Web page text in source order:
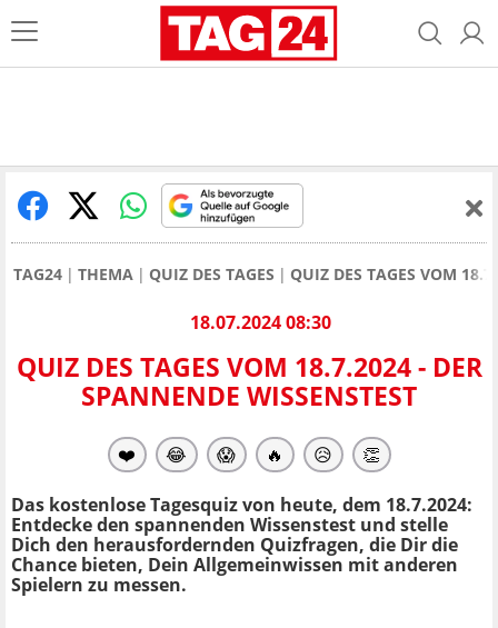
TAG24 THEMA QUIZ DES TAGES QUIZ DES TAGES VOM
18.07.2024 08:30
QUIZ DES TAGES VOM 18.7.2024 - DER
SPANNENDE WISSENSTEST
❤️ 😂 😱 🔥 😥 👏
Das kostenlose Tagesquiz von heute, dem 18.7.2024:
Entdecke den spannenden Wissenstest und stelle
Dich den herausfordernden Quizfragen, die Dir die
Chance bieten, Dein Allgemeinwissen mit anderen
Spielern zu messen.